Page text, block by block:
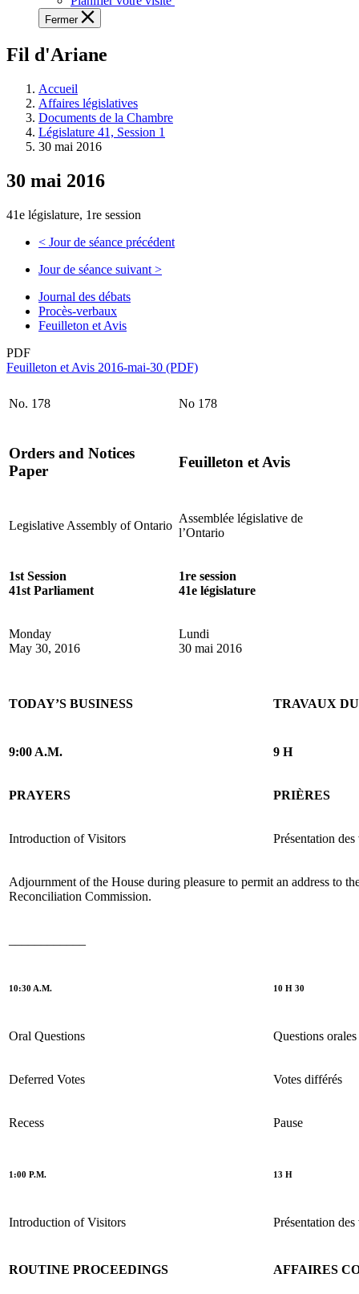
et
à
à
législative.
Fermer
Fil d'Ariane
Accueil
Affaires législatives
Documents de la Chambre
Législature 41, Session 1
30 mai 2016
30 mai 2016
41e législature, 1re session
< Jour de séance précédent
Jour de séance suivant >
Journal des débats
Procès-verbaux
Feuilleton et Avis
PDF
Feuilleton et Avis 2016-mai-30 (PDF)
No. 178 No 178
Orders and Notices
Paper
Feuilleton et Avis
Legislative Assembly of Ontario
Assemblée législative de
l’Ontario
1st Session
41st Parliament
1re session
41e législature
Monday
May 30, 2016
Lundi
30 mai 2016
TODAY’S BUSINESS TRAVAUX
9:00 A.M. 9 H
PRAYERS PRIÈRES
Introduction of Visitors Présentation
Adjournment of the House during pleasure to permit an address to
Reconciliation Commission.
10:30 A.M. 10 H 30
Oral Questions Questions orales
Deferred Votes Votes différés
Recess Pause
1:00 P.M. 13 H
Introduction of Visitors Présentation
ROUTINE PROCEEDINGS AFFAIRES